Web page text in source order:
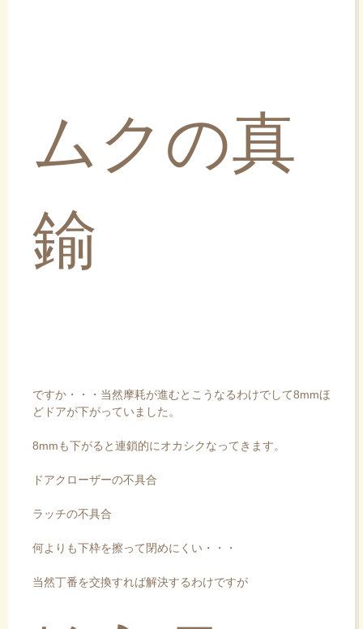
ムクの真
鍮
ですか・・・当然摩耗が進むとこうなるわけでして8mmほ
どドアが下がっていました。
8mmも下がると連鎖的にオカシクなってきます。
ドアクローザーの不具合
ラッチの不具合
何よりも下枠を擦って閉めにくい・・・
当然丁番を交換すれば解決するわけですが